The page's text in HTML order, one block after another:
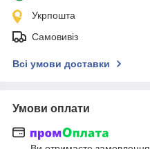
Укрпошта
Самовивіз
Всі умови доставки
Умови оплати